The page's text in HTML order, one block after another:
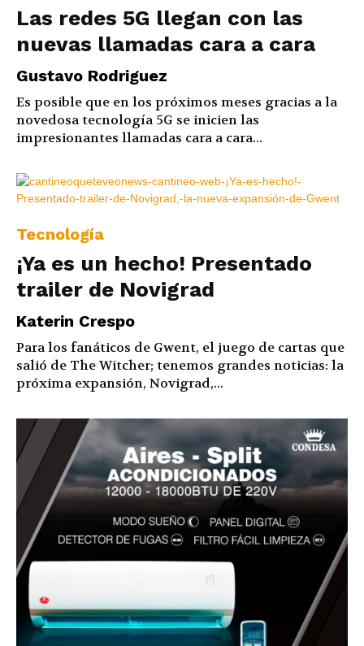
Las redes 5G llegan con las
nuevas llamadas cara a cara
Gustavo Rodriguez
Es posible que en los próximos meses gracias a la
novedosa tecnología 5G se inicien las
impresionantes llamadas cara a cara...
Tecnología
¡Ya es un hecho! Presentado
trailer de Novigrad
Katerin Crespo
Para los fanáticos de Gwent, el juego de cartas que
salió de The Witcher; tenemos grandes noticias: la
próxima expansión, Novigrad,...